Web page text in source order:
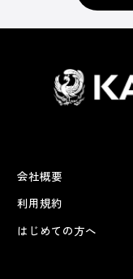
会社概要
利用規約
はじめての方へ